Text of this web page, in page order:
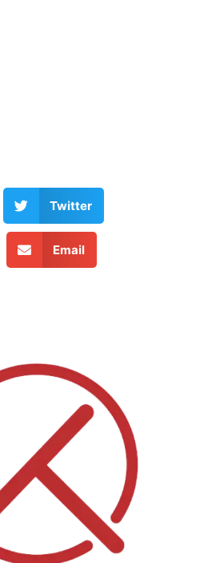
Twitter
Email